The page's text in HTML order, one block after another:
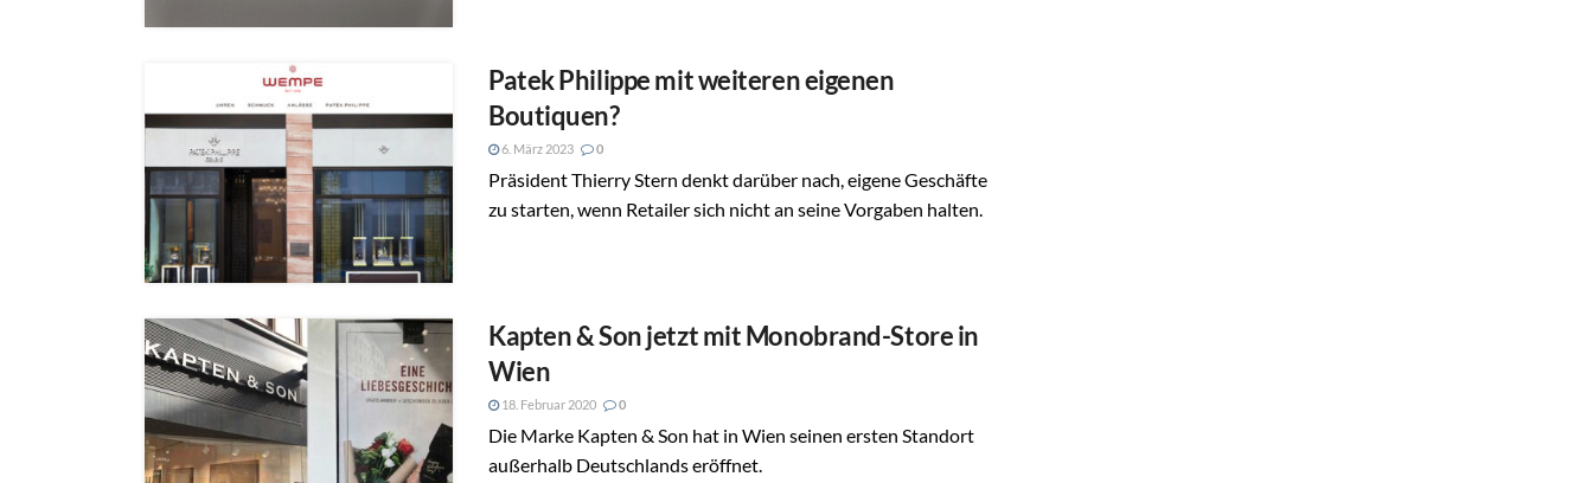
Patek Philippe mit weiteren eigenen
Boutiquen?
6. März 2023 0
Präsident Thierry Stern denkt darüber nach, eigene Geschäfte
zu starten, wenn Retailer sich nicht an seine Vorgaben halten.
Kapten & Son jetzt mit Monobrand-Store in
Wien
18. Februar 2020 0
Die Marke Kapten & Son hat in Wien seinen ersten Standort
außerhalb Deutschlands eröffnet.